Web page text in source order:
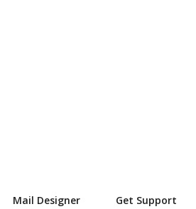
Mail Designer
Get Support